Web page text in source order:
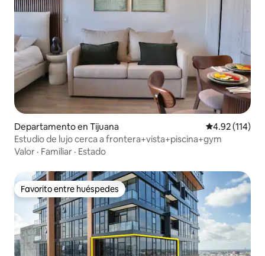
Departamento en Tijuana Calificación
4.92 (114)
Estudio de lujo cerca a frontera+vista+piscina+gym
Valor · Familiar · Estado
Favorito entre huéspedes
Favorito entre huéspedes